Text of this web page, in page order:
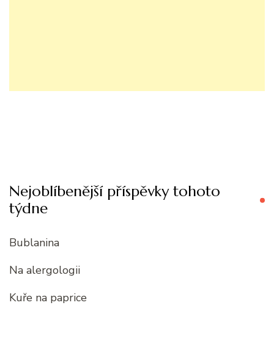
Nejoblíbenější příspěvky tohoto
týdne
Bublanina
Na alergologii
Kuře na paprice